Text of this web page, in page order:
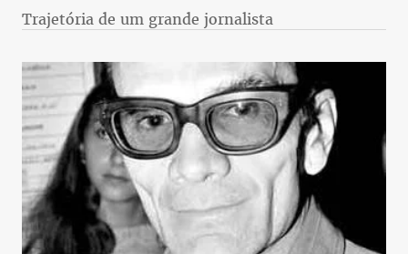
Trajetória de um grande jornalista